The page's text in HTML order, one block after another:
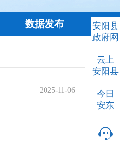
数据发布
2025-11-06
安阳县
政府网
云上
安阳县
今日
安东